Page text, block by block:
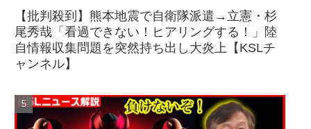
【批判殺到】熊本地震で自衛隊派遣→立憲・杉
尾秀哉「看過できない！ヒアリングする！」陸
自情報収集問題を突然持ち出し大炎上【KSLチ
ャンネル】